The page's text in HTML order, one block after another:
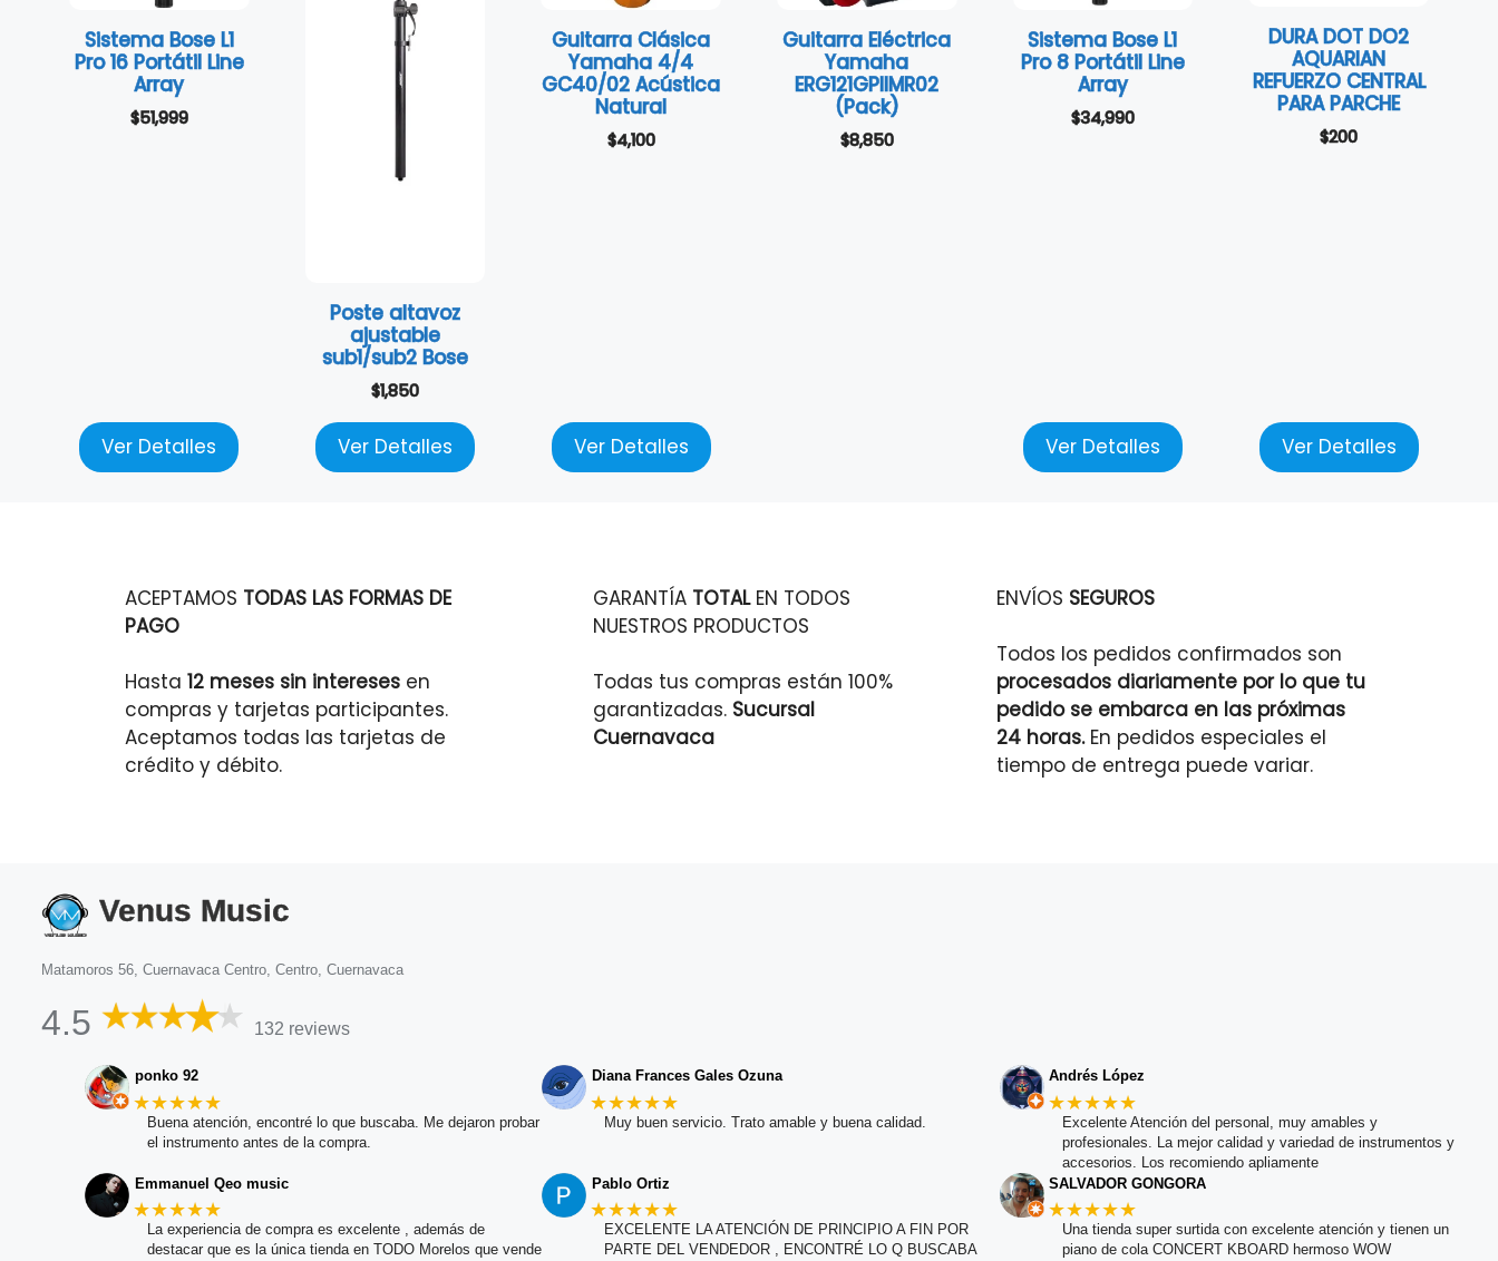
Sistema Bose L1
Pro 16 Portátil Line
Array
$51,999
Ver Detalles
Poste altavoz
ajustable
sub1/sub2 Bose
$1,850
Ver Detalles
Guitarra Clásica
Yamaha 4/4
GC40/02 Acústica
Natural
$4,100
Ver Detalles
Guitarra Eléctrica
Yamaha
ERG121GPIIMR02
(Pack)
$8,850
Sistema Bose L1
Pro 8 Portátil Line
Array
$34,990
Ver Detalles
DURA DOT DO2
AQUARIAN
REFUERZO CENTRAL
PARA PARCHE
$200
Ver Detalles
ACEPTAMOS TODAS LAS FORMAS DE
PAGO
Hasta 12 meses sin intereses en
compras y tarjetas participantes.
Aceptamos todas las tarjetas de
crédito y débito.
GARANTÍA TOTALEN TODOS
NUESTROS PRODUCTOS
Todas tus compras están 100%
garantizadas. Sucursal
Cuernavaca
ENVÍOS SEGUROS
Todos los pedidos confirmados son
procesados diariamente por lo que tu
pedido se embarca en las próximas
24 horas.En pedidos especiales el
tiempo de entrega puede variar.
Venus Music
Matamoros 56, Cuernavaca Centro, Centro, Cuernavaca
4.5 132 reviews
ponko 92
★★★★★
Buena atención, encontré lo que buscaba. Me dejaron probar
el instrumento antes de la compra.
Diana Frances Gales Ozuna
★★★★★
Muy buen servicio. Trato amable y buena calidad.
Andrés López
★★★★★
Excelente Atención del personal, muy amables y
profesionales. La mejor calidad y variedad de instrumentos y
accesorios. Los recomiendo apliamente
Emmanuel Qeo music
★★★★★
La experiencia de compra es excelente , además de
destacar que es la única tienda en TODO Morelos que vende
Pablo Ortiz
★★★★★
EXCELENTE LA ATENCIÓN DE PRINCIPIO A FIN POR
PARTE DEL VENDEDOR , ENCONTRÉ LO Q BUSCABA
SALVADOR GONGORA
★★★★★
Una tienda super surtida con excelente atención y tienen un
piano de cola CONCERT KBOARD hermoso WOW